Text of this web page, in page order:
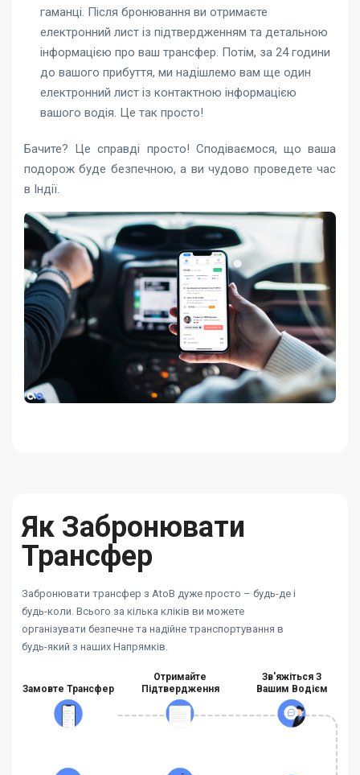
гаманці. Після бронювання ви отримаєте
електронний лист із підтвердженням та детальною
інформацією про ваш трансфер. Потім, за 24 години
до вашого прибуття, ми надішлемо вам ще один
електронний лист із контактною інформацією
вашого водія. Це так просто!
Бачите? Це справді просто! Сподіваємося, що ваша
подорож буде безпечною, а ви чудово проведете час
в Індії.
Як Забронювати
Трансфер
Забронювати трансфер з AtoB дуже просто – будь-де і
будь-коли. Всього за кілька кліків ви можете
організувати безпечне та надійне транспортування в
будь-який з наших Напрямків.
Замовте Трансфер
Отримайте
Підтвердження
Зв'яжіться З
Вашим Водієм